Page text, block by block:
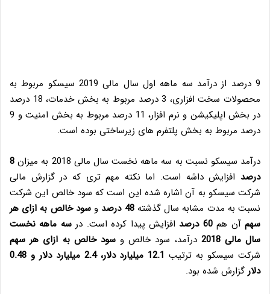
9 درصد از درآمد سه ماهه اول سال مالی 2019 سیسکو مربوط به
محصولات سخت افزاری، 3 درصد مربوط به بخش خدمات، 18 درصد
در بخش اپلیکیشن و نرم افزار، 11 درصد مربوط به بخش امنیت و 9
درصد مربوط به بخش پلتفرم های زیرساختی بوده است.
درآمد سیسکو نسبت به سه ماهه نخست سال مالی 2018 به میزان
8
درصد افزایش داشه است. اما نکته مهم تری که در گزارش مالی
شرکت سیسکو به آن اشاره شده این است که سود خالص این شرکت
نسبت به مدت مشابه سال گذشته48 درصد وسود خالص به ازای هر
سهمآن هم60 درصد افزایش پیدا کرده است. درسه ماهه نخست
سال مالی 2018
درآمد، سود خالص وسود خالص به ازای هر سهم
شرکت سیسکو به ترتیب
12.1 میلیارد دلار، 2.4 میلیارد دلار و 0.48
دلارگزارش شده بود.